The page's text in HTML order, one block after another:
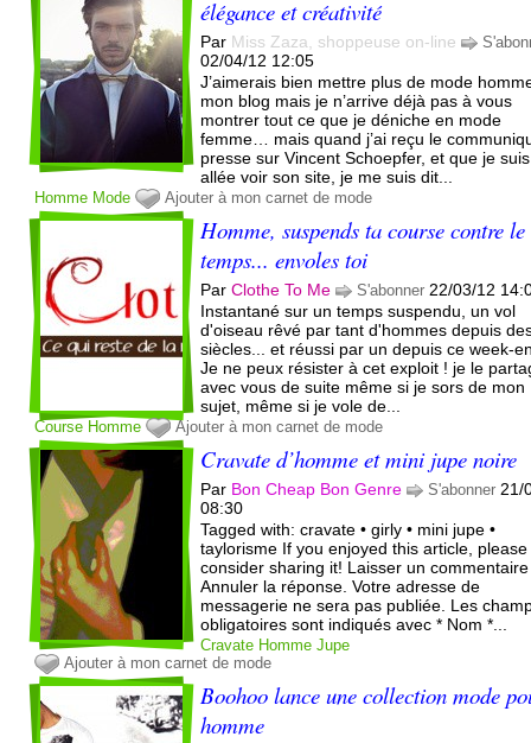
élégance et créativité
Par Miss Zaza, shoppeuse on-line
02/04/12 12:05
J’aimerais bien mettre plus de mode
mon blog mais je n’arrive déjà pas à vous
montrer tout ce que je déniche en mode
femme… mais quand j’ai reçu le
presse sur Vincent Schoepfer, et que je suis
allée voir son site, je me suis dit...
Homme Mode Ajouter à mon carnet de mode
Homme, suspends ta course contre le
temps... envoles toi
ParClothe To Me S'abonner 22/03/12
Instantané sur un temps suspendu, un vol
d'oiseau rêvé par tant d'hommes depuis
siècles... et réussi par un depuis ce week-
Je ne peux résister à cet exploit ! je le
avec vous de suite même si je sors de mon
sujet, même si je vole de...
Course Homme Ajouter à mon carnet de mode
Cravate d’homme et mini jupe noire
Par Bon Cheap Bon Genre S'abonner 21/
08:30
Tagged with: cravate • girly • mini jupe •
taylorisme If you enjoyed this article, please
consider sharing it! Laisser un commentaire
Annuler la réponse. Votre adresse de
messagerie ne sera pas publiée. Les
obligatoires sont indiqués avec * Nom *...
Cravate Homme Jupe
Ajouter à mon carnet de mode
Boohoo lance une collection mode
homme